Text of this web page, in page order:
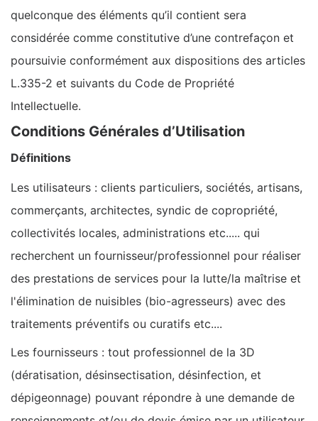
quelconque des éléments qu’il contient sera
considérée comme constitutive d’une contrefaçon et
poursuivie conformément aux dispositions des articles
L.335-2 et suivants du Code de Propriété
Intellectuelle.
Conditions Générales d’Utilisation
Définitions
Les utilisateurs : clients particuliers, sociétés, artisans,
commerçants, architectes, syndic de copropriété,
collectivités locales, administrations etc..... qui
recherchent un fournisseur/professionnel pour réaliser
des prestations de services pour la lutte/la maîtrise et
l'élimination de nuisibles (bio-agresseurs) avec des
traitements préventifs ou curatifs etc....
Les fournisseurs : tout professionnel de la 3D
(dératisation, désinsectisation, désinfection, et
dépigeonnage) pouvant répondre à une demande de